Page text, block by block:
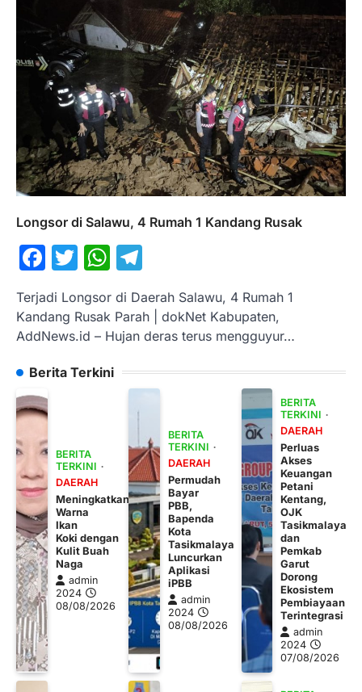
Longsor di Salawu, 4 Rumah 1 Kandang Rusak
Facebook
TwitterWhatsApp
Terjadi Longsor di Daerah Salawu, 4 Rumah 1
Kandang Rusak Parah | dokNet Kabupaten,
AddNews.id – Hujan deras terus mengguyur…
Berita Terkini
BERITA
TERKINI
DAERAH
Meningkatkan
Warna
Ikan
Koki dengan
Kulit Buah
Naga
admin
2024
08/08/2026
BERITA
TERKINI
DAERAH
Permudah
Bayar
PBB,
Bapenda
Kota
Tasikmalaya
Luncurkan
Aplikasi
iPBB
admin
2024
08/08/2026
BERITA
TERKINI
DAERAH
Perluas
Akses
Keuangan
Petani
Kentang,
OJK
Tasikmalaya
dan
Pemkab
Garut
Dorong
Ekosistem
Pembiayaan
Terintegrasi
admin
2024
07/08/2026